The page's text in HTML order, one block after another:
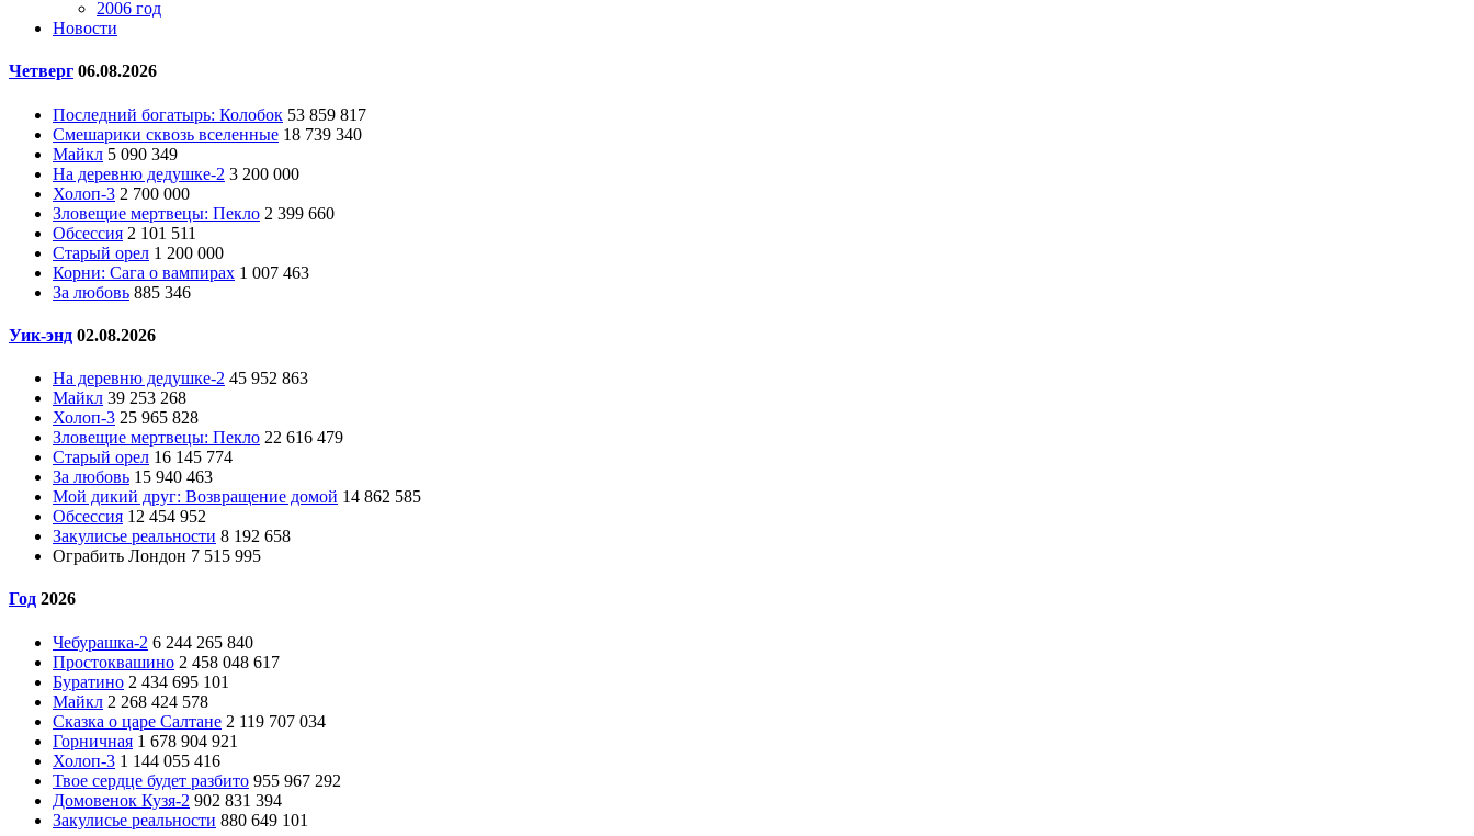
2006 год
Новости
Четверг 06.08.2026
Последний богатырь: Колобок 53 859 817
Смешарики сквозь вселенные 18 739 340
Майкл 5 090 349
На деревню дедушке-2 3 200 000
Холоп-3 2 700 000
Зловещие мертвецы: Пекло 2 399 660
Обсессия 2 101 511
Старый орел 1 200 000
Корни: Сага о вампирах 1 007 463
За любовь 885 346
Уик-энд 02.08.2026
На деревню дедушке-2 45 952 863
Майкл 39 253 268
Холоп-3 25 965 828
Зловещие мертвецы: Пекло 22 616 479
Старый орел 16 145 774
За любовь 15 940 463
Мой дикий друг: Возвращение домой 14 862 585
Обсессия 12 454 952
Закулисье реальности 8 192 658
Ограбить Лондон 7 515 995
Год 2026
Чебурашка-2 6 244 265 840
Простоквашино 2 458 048 617
Буратино 2 434 695 101
Майкл 2 268 424 578
Сказка о царе Салтане 2 119 707 034
Горничная 1 678 904 921
Холоп-3 1 144 055 416
Твое сердце будет разбито 955 967 292
Домовенок Кузя-2 902 831 394
Закулисье реальности 880 649 101